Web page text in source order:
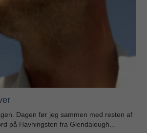
Dagen før jeg sammen med resten af
på Havhingsten fra Glendalough…